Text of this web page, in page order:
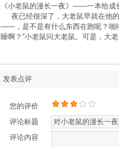
《小老鼠的漫长一夜》——一本给成
夜已经很深了，大老鼠早就在他的
——，是不是有什么东西在跑呢？啪
睡啊？”小老鼠问大老鼠。可是，大
发表点评
您的评价
评论标题
评论内容